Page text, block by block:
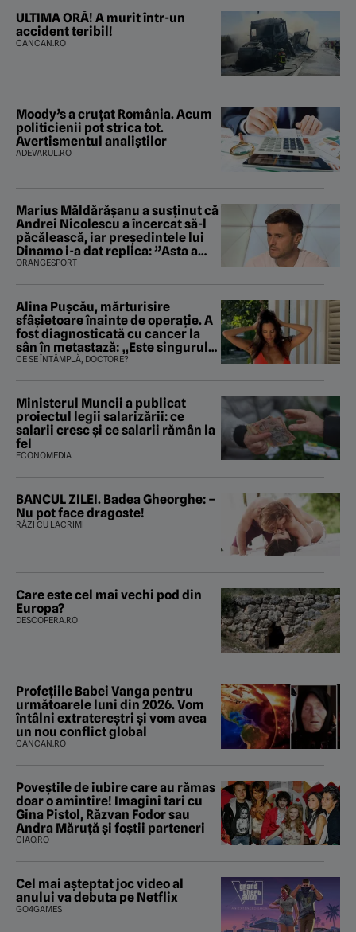
ULTIMA ORĂ! A murit într-un
accident teribil!
CANCAN.RO
Moody’s a cruțat România. Acum
politicienii pot strica tot.
Avertismentul analiștilor
ADEVARUL.RO
Marius Măldărăşanu a susţinut că
Andrei Nicolescu a încercat să-l
păcălească, iar preşedintele lui
Dinamo i-a dat replica: ”Asta a
fost istoria”
ORANGESPORT
Alina Pușcău, mărturisire
sfâșietoare înainte de operație. A
fost diagnosticată cu cancer la
sân în metastază: „Este singurul
tratament care o să mă ajute să
CE SE ÎNTÂMPLĂ, DOCTORE?
Ministerul Muncii a publicat
proiectul legii salarizării: ce
salarii cresc și ce salarii rămân la
fel
ECONOMEDIA
BANCUL ZILEI. Badea Gheorghe: –
Nu pot face dragoste!
RÂZI CU LACRIMI
Care este cel mai vechi pod din
Europa?
DESCOPERA.RO
Profețiile Babei Vanga pentru
următoarele luni din 2026. Vom
întâlni extratereștri și vom avea
un nou conflict global
CANCAN.RO
Poveştile de iubire care au rămas
doar o amintire! Imagini tari cu
Gina Pistol, Răzvan Fodor sau
Andra Măruţă şi foştii parteneri
CIAO.RO
Cel mai așteptat joc video al
anului va debuta pe Netflix
GO4GAMES